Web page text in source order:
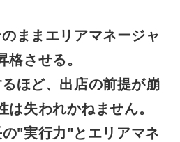
ままエリアマネージャ
格させる。
ほど、出店の前提が崩
は失われかねません。
"実行力"とエリアマネ